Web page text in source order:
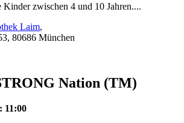
zwischen 4 und 10 Jahren....
Laim,
80686 München
Nation (TM)
11:00